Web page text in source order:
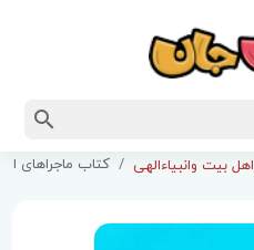
اهل بیت وانبیاءالهی کتاب ماجراهای